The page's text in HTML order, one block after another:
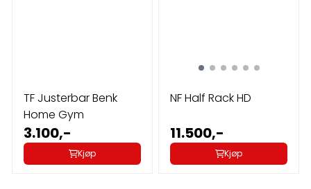
TF Justerbar Benk
Home Gym
3.100,-
Kjøp
NF Half Rack HD
11.500,-
Kjøp